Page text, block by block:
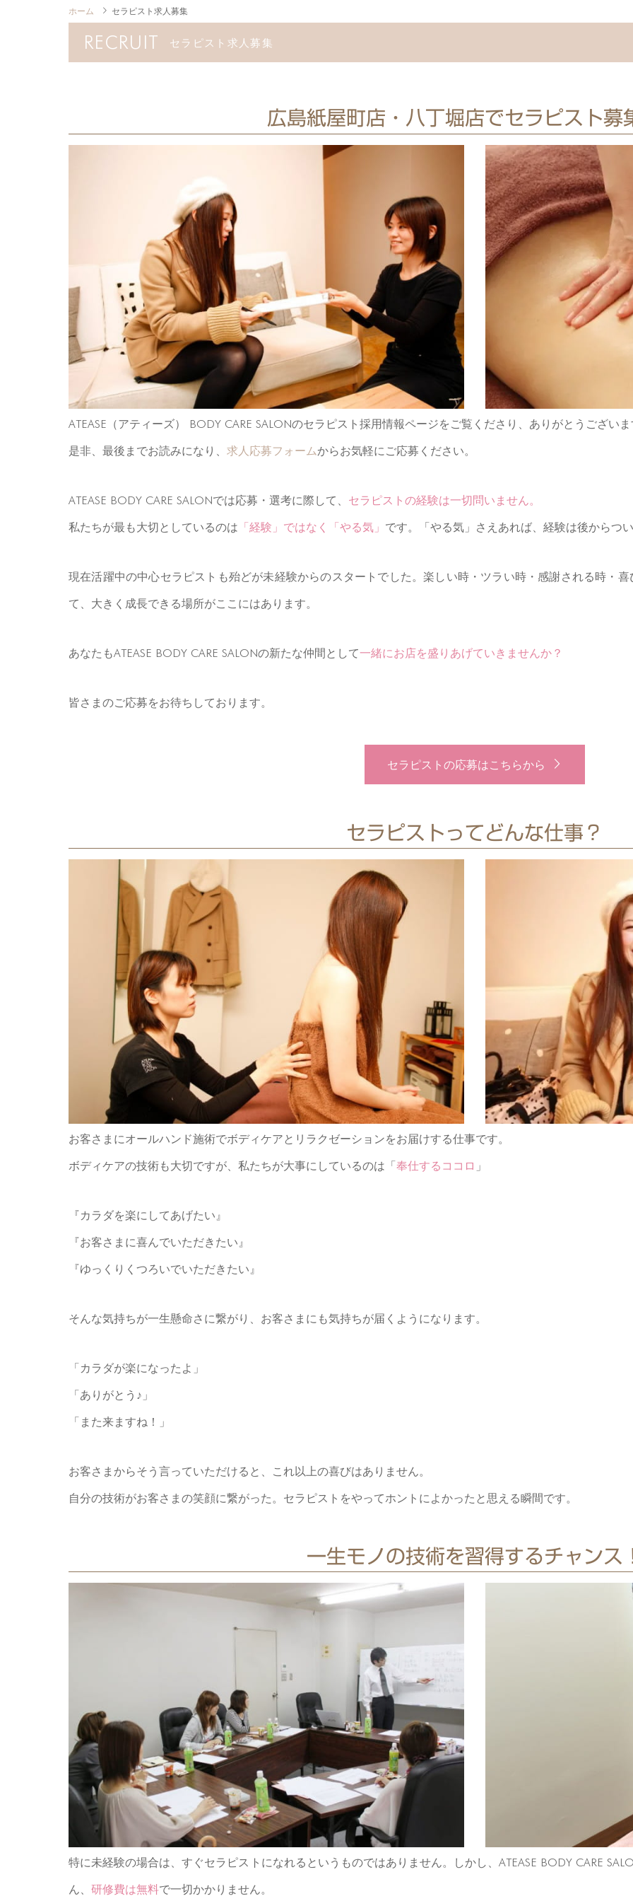
ホーム セラピスト求人募集
RECRUIT セラピスト求人募集
広島紙屋町店・八丁堀店でセラピスト募
ATEASE（アティーズ） BODY CARE SALONのセラピスト採用情報ページをご覧くださり、ありがとうござい
是非、最後までお読みになり、 求人応募フォームからお気軽にご応募ください。
ATEASE BODY CARE SALONでは応募・選考に際して、 セラピストの経験は一切問いません。
私たちが最も大切としているのは 「経験」ではなく「やる気」 です。「やる気」さえあれば、経験は後からつ
現在活躍中の中心セラピストも殆どが未経験からのスタートでした。楽しい時・ツラい時・感謝される時・
て、大きく成長できる場所がここにはあります。
あなたもATEASE BODY CARE SALONの新たな仲間として一緒にお店を盛りあげていきませんか？
皆さまのご応募をお待ちしております。
セラピストの応募はこちらから
セラピストってどんな仕事？
お客さまにオールハンド施術でボディケアとリラクゼーションをお届けする仕事です。
ボディケアの技術も大切ですが、私たちが大事にしているのは「奉仕するココロ 」
『カラダを楽にしてあげたい』
『お客さまに喜んでいただきたい』
『ゆっくりくつろいでいただきたい』
そんな気持ちが一生懸命さに繋がり、お客さまにも気持ちが届くようになります。
「カラダが楽になったよ」
「ありがとう♪」
「また来ますね！」
お客さまからそう言っていただけると、これ以上の喜びはありません。
自分の技術がお客さまの笑顔に繋がった。セラピストをやってホントによかったと思える瞬間です。
一生モノの技術を習得するチャンス
特に未経験の場合は、すぐセラピストになれるというものではありません。しかし、ATEASE BODY CARE
ん、 研修費は無料で一切かかりません。